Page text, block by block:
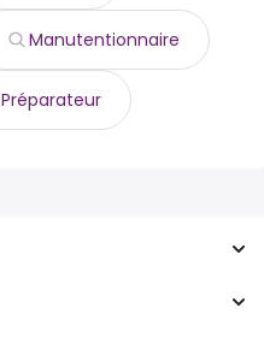
Manutentionnaire
Préparateur